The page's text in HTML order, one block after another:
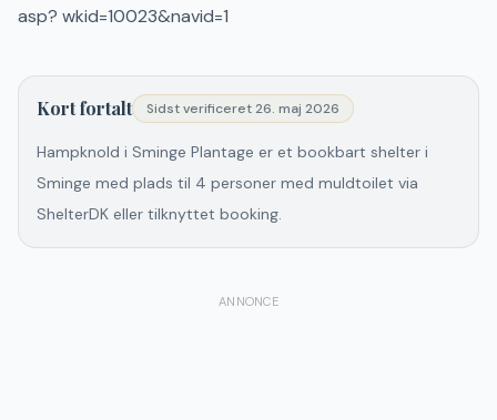
asp? wkid=10023&navid=1
Kort fortalt Sidst verificeret26. maj 2026
Hampknold i Sminge Plantage er et bookbart shelter i
Sminge med plads til 4 personer med muldtoilet via
ShelterDK eller tilknyttet booking.
ANNONCE